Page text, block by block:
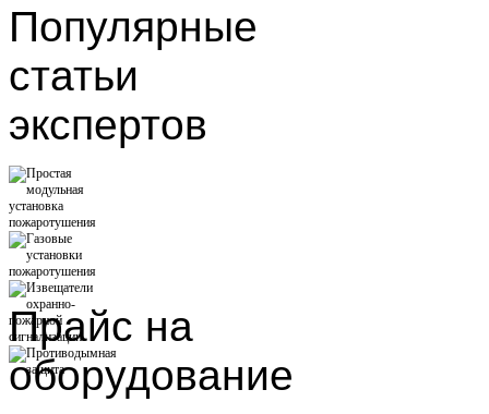
Популярные
статьи
экспертов
Прайс на
оборудование